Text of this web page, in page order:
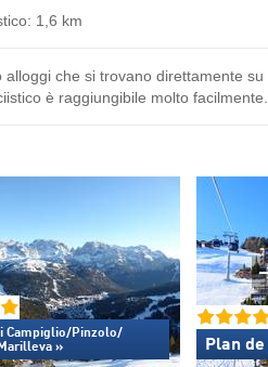
1,6 km
che si trovano direttamente su
è raggiungibile molto facilmente.
Campiglio/​Pinzolo/​
»
Plan